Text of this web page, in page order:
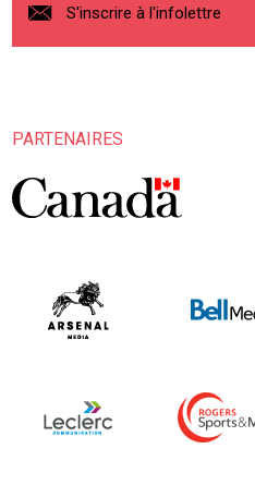
S'inscrire à l'infolettre
PARTENAIRES